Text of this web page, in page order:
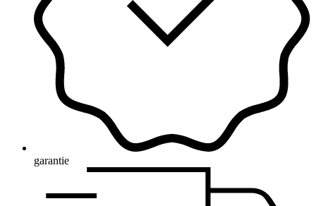
garantie